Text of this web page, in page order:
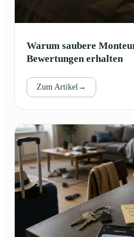
Warum saubere
Bewertungen erhalten
Zum Artikel→